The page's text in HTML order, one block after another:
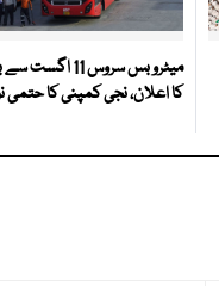
میٹرو بس سروس 11
کا اعلان، نجی کمپنی کا حتمی